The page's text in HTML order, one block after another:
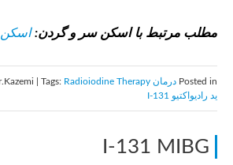
مطلب مرتبط با اسکن سر و گردن:اسکن
Posted in درمان Radioiodine Therapy
ید رادیواکتیو I-131
I-131 MIBG